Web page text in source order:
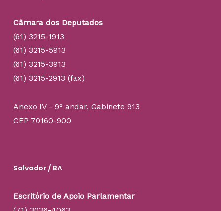
Câmara dos Deputados
(61) 3215-1913
(61) 3215-5913
(61) 3215-3913
(61) 3215-2913 (fax)
Anexo IV - 9° andar, Gabinete 913
CEP 70160-900
Salvador / BA
Escritório de Apoio Parlamentar